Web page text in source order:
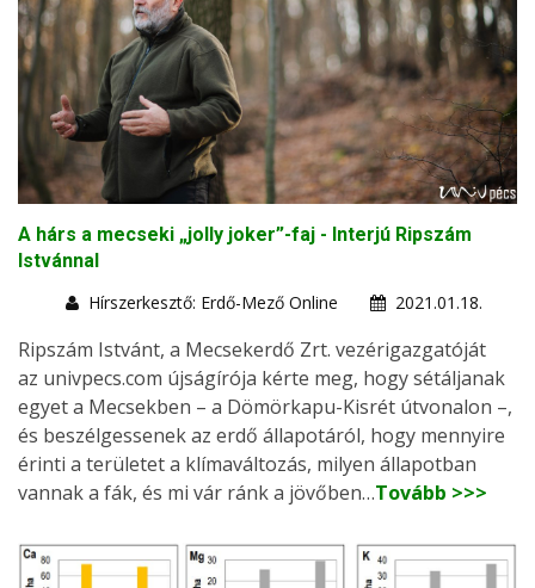
A hárs a mecseki „jolly joker”-faj - Interjú Ripszám
Istvánnal
Hírszerkesztő: Erdő-Mező Online
2021.01.18.
Ripszám Istvánt, a Mecsekerdő Zrt. vezérigazgatóját
az univpecs.com újságírója kérte meg, hogy sétáljanak
egyet a Mecsekben – a Dömörkapu-Kisrét útvonalon –,
és beszélgessenek az erdő állapotáról, hogy mennyire
érinti a területet a klímaváltozás, milyen állapotban
vannak a fák, és mi vár ránk a jövőben…Tovább >>>